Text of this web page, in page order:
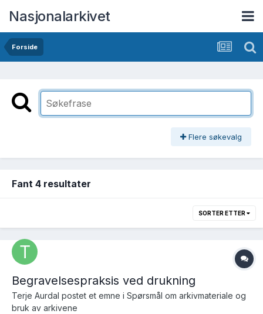
Nasjonalarkivet
Forside
Flere søkevalg
Fant 4 resultater
SORTER ETTER
Begravelsespraksis ved drukning
Terje Aurdal postet et emne i Spørsmål om arkivmateriale og
bruk av arkivene